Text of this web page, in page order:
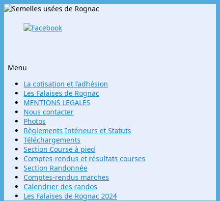
Menu
Aller
contenu
principal
La cotisation et l’adhésion
Les Falaises de Rognac
MENTIONS LEGALES
Nous contacter
Photos
Règlements Intérieurs et Statuts
Téléchargements
Section Course à pied
Comptes-rendus et résultats courses
Section Randonnée
Comptes-rendus marches
Calendrier des randos
Les Falaises de Rognac 2024